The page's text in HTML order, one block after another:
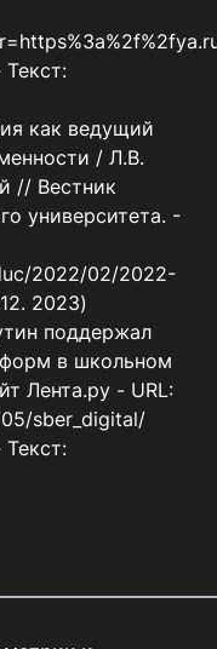
как ведущий
/ Л.В.
// Вестник
университета. -
2022/02/2022-
2023)
поддержал
в школьном
Лента.ру - URL:
sber_digital/